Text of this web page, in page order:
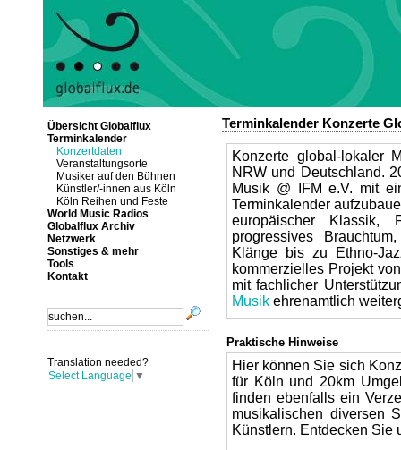
Übersicht Globalflux
Terminkalender
Konzertdaten
Veranstaltungsorte
Musiker auf den Bühnen
Künstler/-innen aus Köln
Köln Reihen und Feste
World Music Radios
Globalflux Archiv
Netzwerk
Sonstiges & mehr
Tools
Kontakt
Translation needed?
Select Language ▼
Terminkalender Konzerte
Konzerte global-lokaler
NRW und Deutschland.
Musik @ IFM e.V. mit
Terminkalender
europäischer Klassik,
progressives
Klänge bis zu Ethno-
kommerzielles Projekt
mit fachlicher
Musik ehrenamtlich
Praktische Hinweise
Hier können Sie sich
für Köln und 20km
finden ebenfalls ein
musikalischen diversen
Künstlern. Entdecken Sie